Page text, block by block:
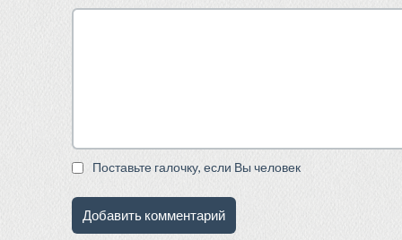
Поставьте галочку, если Вы человек